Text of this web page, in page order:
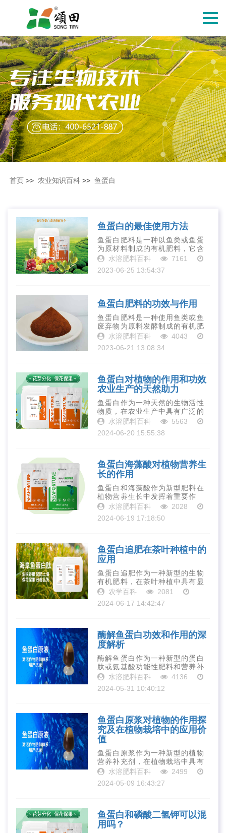
切
导
航
首页 >> 农业知识百科 >> 鱼蛋白
鱼蛋白的最佳使用方法
鱼蛋白肥料是一种以鱼类或鱼蛋
为原材料制成的有机肥料，它含
有丰富的营养物质，如氮、磷、
元素和植物生长因子。这些营养
水溶肥料百科
7161
2023-06-25 13:54:37
鱼蛋白肥料的功效与作用
鱼蛋白肥料是一种使用鱼类或鱼
废弃物为原料发酵制成的有机肥
料。它被广泛应用于农业、园艺
生物活性物质而备受青睐。下面
水溶肥料百科
4043
2023-06-21 13:08:34
鱼蛋白对植物的作用和功效
农业生产的天然助力
鱼蛋白作为一种天然的生物活性
物质，在农业生产中具有广泛的
应用前景。它不仅能够促进植物
性、改善果实品质和产量，还能
水溶肥料百科
5563
2024-06-20 15:55:38
鱼蛋白海藻酸对植物营养生
长的作用
鱼蛋白和海藻酸作为新型肥料在
植物营养生长中发挥着重要作
用。它们不仅可以提供植物所需
可以提高植物的免疫力和抗逆
水溶肥料百科
2028
2024-06-19 17:18:50
鱼蛋白追肥在茶叶种植中的
应用
鱼蛋白追肥作为一种新型的生物
有机肥料，在茶叶种植中具有显
著的优势。通过合理使用鱼蛋白
育，提高茶叶的产量和品质，为
农学百科
2081
2024-06-17 14:42:47
酶解鱼蛋白功效和作用的深
度解析
酶解鱼蛋白作为一种新型的蛋白
肽或氨基酸功能性肥料和营养补
充品，在农业和营养补充品领域
势。随着科技的不断进步和人们
水溶肥料百科
4136
2024-05-31 10:40:12
鱼蛋白原浆对植物的作用探
究及在植物栽培中的应用价
值
鱼蛋白原浆作为一种新型的植物
营养补充剂，在植物栽培中具有
广泛的应用前景。通过为植物提
抗逆性、免疫力等方面的作用，
水溶肥料百科
2499
2024-05-09 16:43:27
鱼蛋白和磷酸二氢钾可以混
用吗？